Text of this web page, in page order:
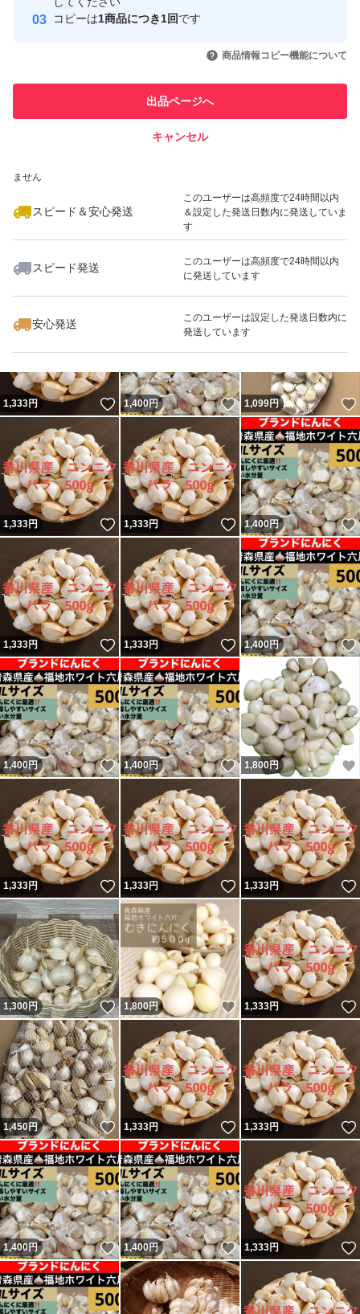
にんにく ニンニク 乾燥 ガーリック 農家 スタミナ 滋養強
発送のサイズで厚さ3cmの制限がございますので、3cm以
内の粒の大きさのニンニクとなりますのでご了承ください
2kg以上のご購入で大きさ関係なく梱包出来ます！
にんにく ニンニク 乾燥 ガーリック 農家 スタミナ 滋養強
全 黒にんにく 黒ニンニク 免疫力 風邪予防 お試し
引を完了させた実績があります
での取引実績があります
ません
スピード＆安心発送
このユーザーは高頻度で24時間以内
＆設定した発送日数内に発送していま
す
スピード発送
このユーザーは高頻度で24時間以内
に発送しています
安心発送
このユーザーは設定した発送日数内に
発送しています
コピーは1商品につき1回です
商品情報コピー機能について
出品ページへ
キャンセル
いいね！
1,333
1,333円 いいね！
1,400円 いいね！
1,099円
1,333円 いいね！
1,333円 いいね！
1,400円
1,333円 いいね！
1,333円 いいね！
1,400円
1,400円 いいね！
1,400円 いいね！
1,800円
1,333円 いいね！
1,333円 いいね！
1,333円
1,300円 いいね！
1,800円 いいね！
1,333円
1,450円 いいね！
1,333円 いいね！
1,333円
1,400円 いいね！
1,400円 いいね！
1,333円